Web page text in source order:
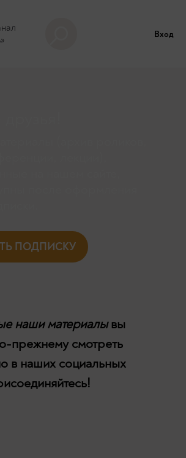
Вход
ПОДПИСКУ
наши материалывы
прежнему смотреть
в наших социальных